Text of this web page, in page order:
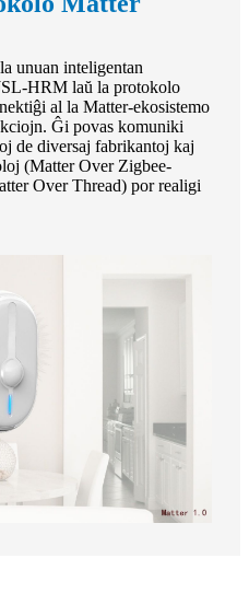
unuan inteligentan
HRM laŭ la protokolo
al la Matter-ekosistemo
Ĝi povas komuniki
de diversaj fabrikantoj kaj
(Matter Over Zigbee-
Over Thread) por realigi